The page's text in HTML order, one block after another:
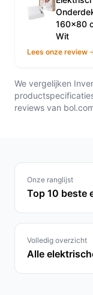
160x80
Wit
Lees onze review
We vergelijken
reviews van
Onze ranglijst
Top 10 beste
Volledig overzicht
Alle